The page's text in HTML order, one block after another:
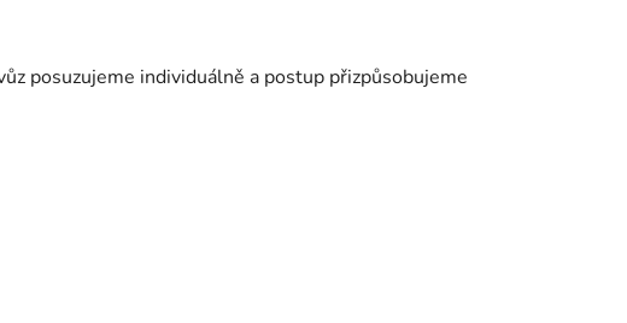
posuzujeme individuálně a postup přizpůsobujeme